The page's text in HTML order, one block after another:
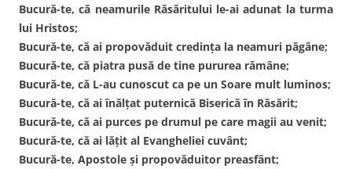
Bucură-te, că neamurile Răsăritului le-ai adunat la turma
lui Hristos;
Bucură-te, că ai propovăduit credinţa la neamuri păgâne;
Bucură-te, că piatra pusă de tine pururea rămâne;
Bucură-te, că L-au cunoscut ca pe un Soare mult luminos;
Bucură-te, că ai înălţat puternică Biserică în Răsărit;
Bucură-te, că ai purces pe drumul pe care magii au venit;
Bucură-te, că ai lăţit al Evangheliei cuvânt;
Bucură-te, Apostole şi propovăduitor preasfânt;